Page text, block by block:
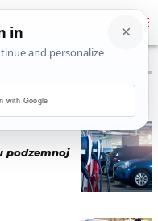
ZA TAG “
podzemnoj
with Google